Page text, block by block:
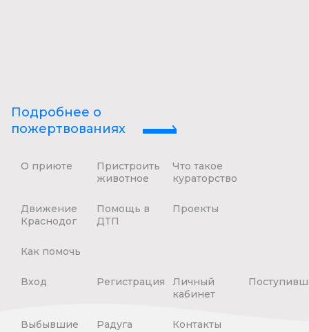
Подробнее о
пожертвованиях
О приюте
Пристроить
животное
Что такое
кураторство
Движение
Краснодог
Помощь в
ДТП
Проекты
Как помочь
Вход Регистрация
Личный
кабинет
Выбывшие Радуга Контакты